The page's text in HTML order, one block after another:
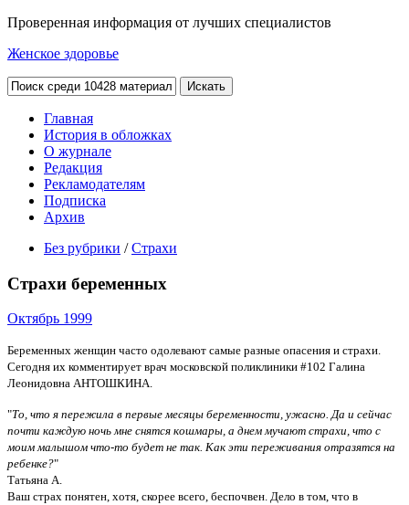
Проверенная информация от лучших специалистов
Женское здоровье
Главная
История в обложках
О журнале
Редакция
Рекламодателям
Подписка
Архив
Без рубрики / Страхи
Страхи беременных
Октябрь 1999
Беременных женщин часто одолевают самые разные опасения и страхи.
Сегодня их комментирует врач московской поликлиники #102 Галина
Леонидовна АНТОШКИНА.
"То, что я пережила в первые месяцы беременности, ужасно. Да и сейчас
почти каждую ночь мне снятся кошмары, а днем мучают страхи, что с
моим малышом что-то будет не так. Как эти переживания отразятся на
ребенке?"
Татьяна А.
Ваш страх понятен, хотя, скорее всего, беспочвен. Дело в том, что в